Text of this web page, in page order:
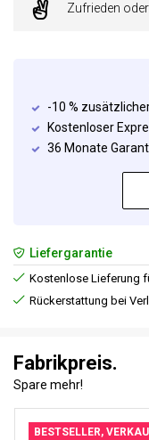
Zufrieden
-10 %
Kostenloser
36 Monate
Liefergarantie
Kostenlose Lieferung
Rückerstattung bei
Fabrikpreis.
Spare mehr!
BESTSELLER,